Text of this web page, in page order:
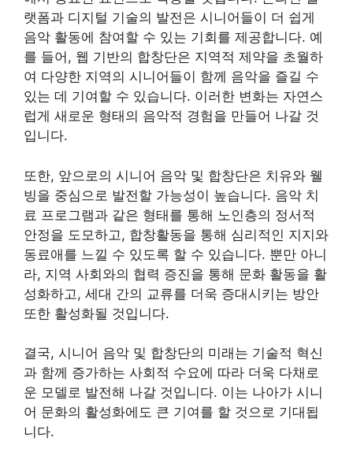
랫폼과 디지털 기술의 발전은 시니어들이 더 쉽게
음악 활동에 참여할 수 있는 기회를 제공합니다. 예
를 들어, 웹 기반의 합창단은 지역적 제약을 초월하
여 다양한 지역의 시니어들이 함께 음악을 즐길 수
있는 데 기여할 수 있습니다. 이러한 변화는 자연스
럽게 새로운 형태의 음악적 경험을 만들어 나갈 것
입니다.
또한, 앞으로의 시니어 음악 및 합창단은 치유와 웰
빙을 중심으로 발전할 가능성이 높습니다. 음악 치
료 프로그램과 같은 형태를 통해 노인층의 정서적
안정을 도모하고, 합창활동을 통해 심리적인 지지와
동료애를 느낄 수 있도록 할 수 있습니다. 뿐만 아니
라, 지역 사회와의 협력 증진을 통해 문화 활동을 활
성화하고, 세대 간의 교류를 더욱 증대시키는 방안
또한 활성화될 것입니다.
결국, 시니어 음악 및 합창단의 미래는 기술적 혁신
과 함께 증가하는 사회적 수요에 따라 더욱 다채로
운 모델로 발전해 나갈 것입니다. 이는 나아가 시니
어 문화의 활성화에도 큰 기여를 할 것으로 기대됩
니다.